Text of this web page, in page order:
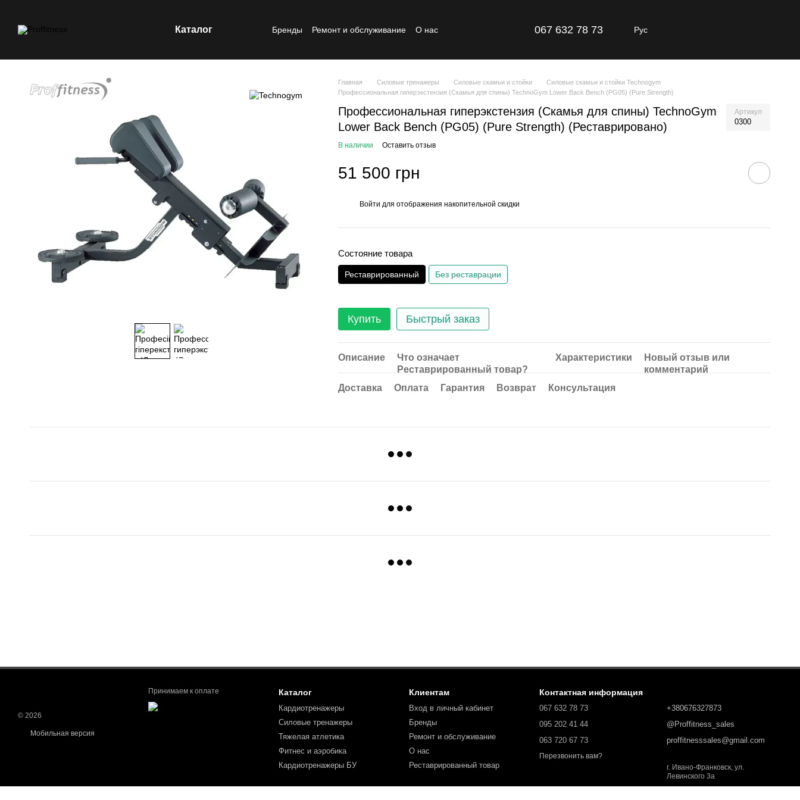
Каталог Бренды Ремонт и обслуживание
О нас
067 632 78 73 Рус
Главная Силовые тренажеры Силовые скамьи и стойки
Силовые скамьи и стойки Technogym
Профессиональная гиперэкстензия (Скамья для спины) TechnoGym Lower Back Bench (PG05) (Pure Strength)
Профессиональная гиперэкстензия (Скамья для спины) TechnoGym
Lower Back Bench (PG05) (Pure Strength) (Реставрировано)
Артикул
0300
В наличии Оставить отзыв
51 500 грн
Войти для отображения накопительной скидки
Состояние товара
Реставрированный Без реставрации
Купить Быстрый заказ
Описание
Что означает
Реставрированный товар?
Характеристики
Новый отзыв или
комментарий
Доставка
Оплата Гарантия Возврат Консультация
© 2026
Мобильная версия
Принимаем к оплате Каталог
Кардиотренажеры
Силовые тренажеры
Тяжелая атлетика
Фитнес и аэробика
Кардиотренажеры БУ
Клиентам
Вход в личный кабинет
Бренды
Ремонт и обслуживание
О нас
Реставрированный товар
Контактная информация
067 632 78 73
095 202 41 44
063 720 67 73
Перезвонить вам?
+380676327873
@Proffitness_sales
proffitnesssales@gmail.com
г. Ивано-Франковск, ул.
Левинского 3а